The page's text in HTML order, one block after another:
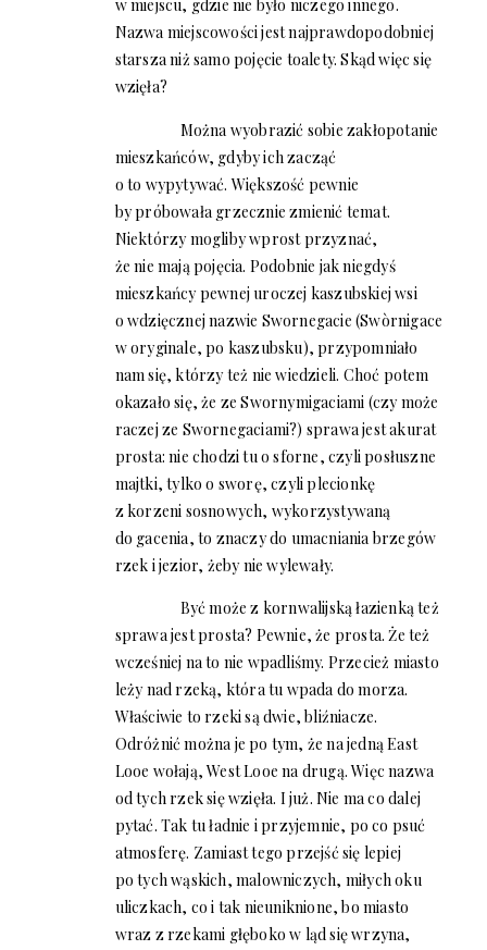
w miejscu, gdzie nie było niczego innego.
Nazwa miejscowości jest najprawdopodobniej
starsza niż samo pojęcie toalety. Skąd więc się
wzięła?
Można wyobrazić sobie zakłopotanie
mieszkańców, gdyby ich zacząć
o to wypytywać. Większość pewnie
by próbowała grzecznie zmienić temat.
Niektórzy mogliby wprost przyznać,
że nie mają pojęcia. Podobnie jak niegdyś
mieszkańcy pewnej uroczej kaszubskiej wsi
o wdzięcznej nazwie Swornegacie (Swòrnigace
w oryginale, po kaszubsku), przypomniało
nam się, którzy też nie wiedzieli. Choć potem
okazało się, że ze Swornymigaciami (czy może
raczej ze Swornegaciami?) sprawa jest akurat
prosta: nie chodzi tu o sforne, czyli posłuszne
majtki, tylko o sworę, czyli plecionkę
z korzeni sosnowych, wykorzystywaną
do gacenia, to znaczy do umacniania brzegów
rzek i jezior, żeby nie wylewały.
Być może z kornwalijską łazienką też
sprawa jest prosta? Pewnie, że prosta. Że też
wcześniej na to nie wpadliśmy. Przecież miasto
leży nad rzeką, która tu wpada do morza.
Właściwie to rzeki są dwie, bliźniacze.
Odróżnić można je po tym, że na jedną East
Looe wołają, West Looe na drugą. Więc nazwa
od tych rzek się wzięła. I już. Nie ma co dalej
pytać. Tak tu ładnie i przyjemnie, po co psuć
atmosferę. Zamiast tego przejść się lepiej
po tych wąskich, malowniczych, miłych oku
uliczkach, co i tak nieuniknione, bo miasto
wraz z rzekami głęboko w ląd się wrzyna,